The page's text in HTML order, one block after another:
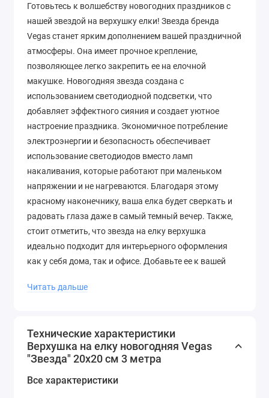
Готовьтесь к волшебству новогодних праздников с
нашей звездой на верхушку елки! Звезда бренда
Vegas станет ярким дополнением вашей праздничной
атмосферы. Она имеет прочное крепление,
позволяющее легко закрепить ее на елочной
макушке. Новогодняя звезда создана с
использованием светодиодной подсветки, что
добавляет эффектного сияния и создает уютное
настроение праздника. Экономичное потребление
электроэнергии и безопасность обеспечивает
использование светодиодов вместо ламп
накаливания, которые работают при маленьком
напряжении и не нагреваются. Благодаря этому
красному наконечнику, ваша елка будет сверкать и
радовать глаза даже в самый темный вечер. Также,
стоит отметить, что звезда на елку верхушка
идеально подходит для интерьерного оформления
как у себя дома, так и офисе. Добавьте ее к вашей
неповторимый дух праздника.
Читать дальше
Технические характеристики
Верхушка на елку новогодняя Vegas
"Звезда" 20х20 см 3 метра
Все характеристики